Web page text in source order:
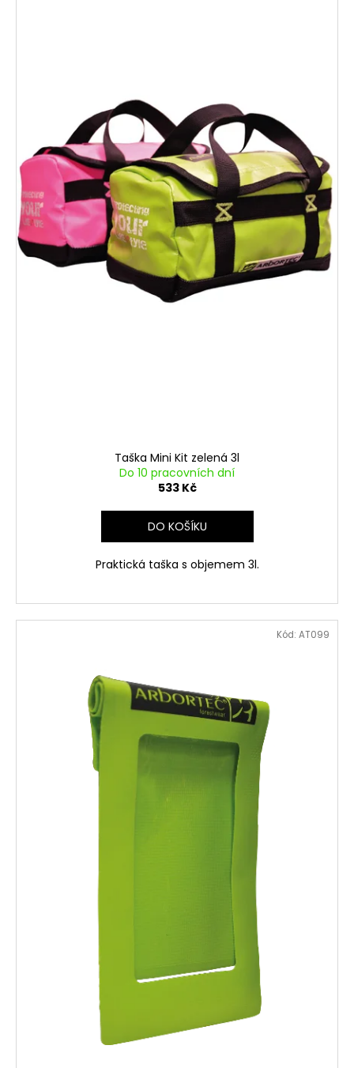
Taška Mini Kit zelená 3l
Do 10 pracovních dní
533 Kč
DO KOŠÍKU
Praktická taška s objemem 3l.
Kód: AT099